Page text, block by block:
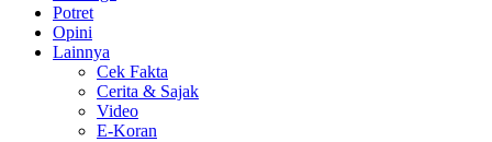
Potret
Opini
Lainnya
Cek Fakta
Cerita & Sajak
Video
E-Koran